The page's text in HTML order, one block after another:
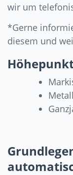
wir um
*Gerne
diesem und